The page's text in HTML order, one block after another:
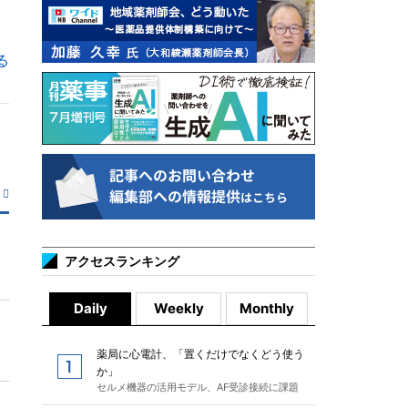
アクセスランキング
Daily Weekly Monthly
薬局に心電計、「置くだけでなくどう使う
か」
セルメ機器の活用モデル、AF受診接続に課題